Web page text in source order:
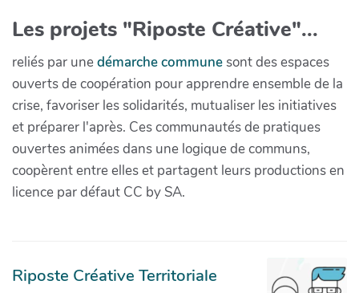
Les projets "Riposte Créative"...
reliés par unedémarche communesont des espaces
ouverts de coopération pour apprendre ensemble de la
crise, favoriser les solidarités, mutualiser les initiatives
et préparer l'après. Ces communautés de pratiques
ouvertes animées dans une logique de communs,
coopèrent entre elles et partagent leurs productions en
licence par défaut CC by SA.
Riposte Créative Territoriale